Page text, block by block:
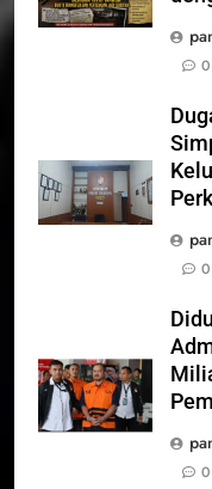
0
0
0